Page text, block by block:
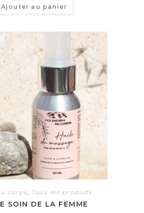
Ajouter au panier
corps Tous les produits
SOIN DE LA FEMME